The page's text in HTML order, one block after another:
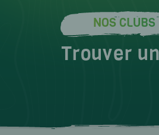
NOS CLUBS
Trouver